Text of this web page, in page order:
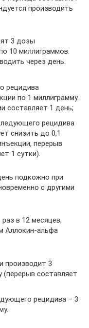
производить
3 дозы
10 миллиграммов.
через день.
рецидива
по 1 миллиграмму.
составляет 1 день;
рецидива
снизить до 0,1
перерыв
1 сутки).
подкожно при
с другими
в 12 месяцев,
Аллокин-альфа
производит 3
(перерыв составляет
рецидива – 3